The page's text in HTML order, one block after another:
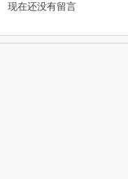
现在还没有留言